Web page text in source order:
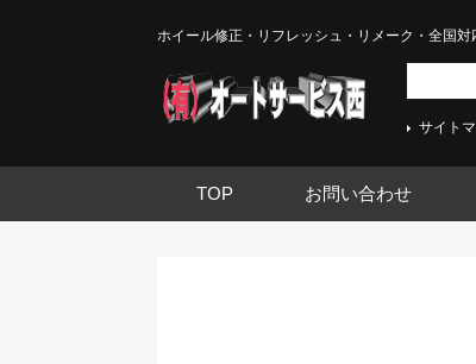
ホイール修正・リフレッシュ・リメーク・全国
サイト
TOP お問い合わせ